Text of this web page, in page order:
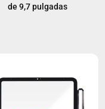
de 9,7 pulgadas